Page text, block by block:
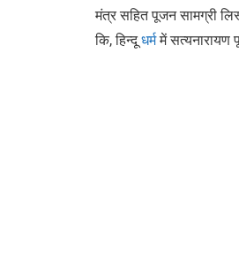
मंत्र सहित पूजन सामग्री
कि, हिन्दूधर्ममें सत्यनारायण